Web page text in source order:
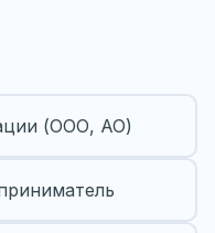
(ООО, АО)